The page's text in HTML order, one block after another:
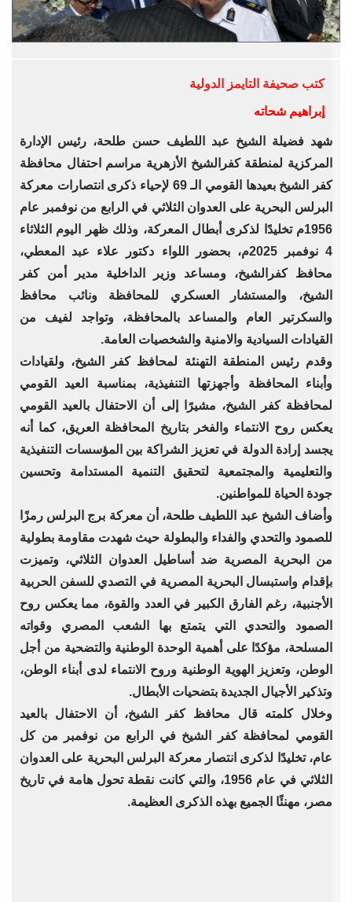
كتب صحيفة التايمز الدولية
إبراهيم شحاته
شهد فضيلة الشيخ عبد اللطيف حسن طلحة، رئيس الإدارة
المركزية لمنطقة كفرالشيخ الأزهرية مراسم احتفال محافظة
كفر الشيخ بعيدها القومي الـ 69 لإحياء ذكرى انتصارات معركة
البرلس البحرية على العدوان الثلاثي في الرابع من نوفمبر عام
1956م تخليدًا لذكرى أبطال المعركة، وذلك ظهر اليوم الثلاثاء
4 نوفمبر 2025م، بحضور اللواء دكتور علاء عبد المعطي،
محافظ كفرالشيخ، ومساعد وزير الداخلية مدير أمن كفر
الشيخ، والمستشار العسكري للمحافظة ونائب محافظ
والسكرتير العام والمساعد بالمحافظة، وتواجد لفيف من
القيادات السيادية والامنية والشخصيات العامة.
وقدم رئيس المنطقة التهنئة لمحافظ كفر الشيخ، ولقيادات
وأبناء المحافظة وأجهزتها التنفيذية، بمناسبة العيد القومي
لمحافظة كفر الشيخ، مشيرًا إلى أن الاحتفال بالعيد القومي
يعكس روح الانتماء والفخر بتاريخ المحافظة العريق، كما أنه
يجسد إرادة الدولة في تعزيز الشراكة بين المؤسسات التنفيذية
والتعليمية والمجتمعية لتحقيق التنمية المستدامة وتحسين
جودة الحياة للمواطنين.
وأضاف الشيخ عبد اللطيف طلحة، أن معركة برج البرلس رمزًا
للصمود والتحدي والفداء والبطولة حيث شهدت مقاومة بطولية
من البحرية المصرية ضد أساطيل العدوان الثلاثي، وتميزت
بإقدام واستبسال البحرية المصرية في التصدي للسفن الحربية
الأجنبية، رغم الفارق الكبير في العدد والقوة، مما يعكس روح
الصمود والتحدي التي يتمتع بها الشعب المصري وقواته
المسلحة، مؤكدًا على أهمية الوحدة الوطنية والتضحية من أجل
الوطن، وتعزيز الهوية الوطنية وروح الانتماء لدى أبناء الوطن،
وتذكير الأجيال الجديدة بتضحيات الأبطال.
وخلال كلمته قال محافظ كفر الشيخ، أن الاحتفال بالعيد
القومي لمحافظة كفر الشيخ في الرابع من نوفمبر من كل
عام، تخليدًا لذكرى انتصار معركة البرلس البحرية على العدوان
الثلاثي في عام 1956، والتي كانت نقطة تحول هامة في تاريخ
مصر، مهنئًا الجميع بهذه الذكرى العظيمة.